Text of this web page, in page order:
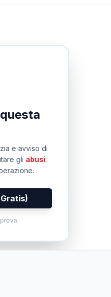
e avviso di
gli abusi